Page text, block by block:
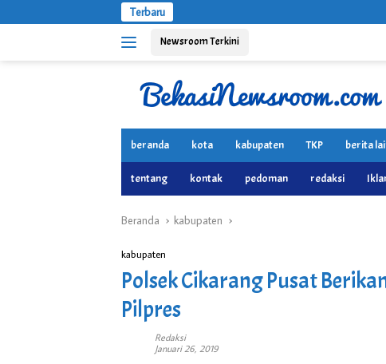
ke
Terbaru
Newsroom Terkini
beranda kota kabupaten TKP berita
tentang kontak pedoman redaksi
Beranda kabupaten
kabupaten
Polsek Cikarang Pusat
Pilpres
Redaksi
Januari 26, 2019